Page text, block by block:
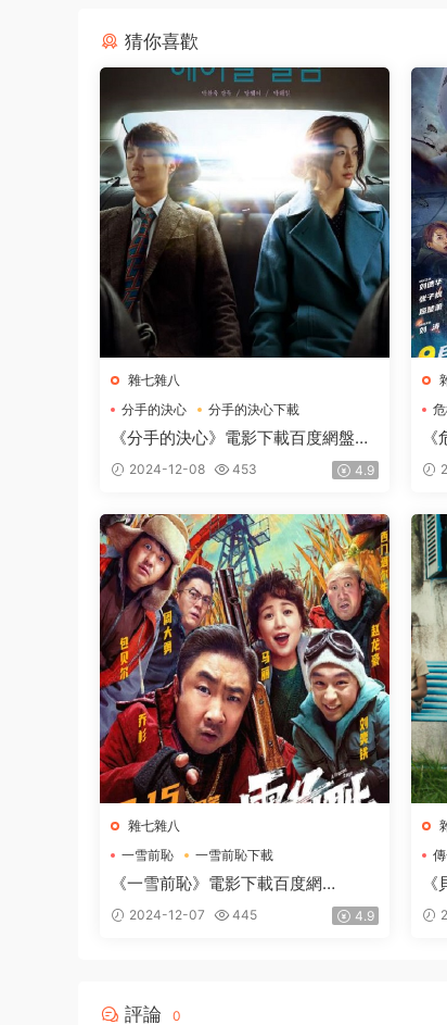
猜你喜歡
雜七雜八
分手的決心
分手的決心下載
分手的決心電影下載
《分手的決心》電影下載百度網盤
2022_BD韓語中字2GB
2024-12-08 453 4.9
雜七雜八
一雪前恥
一雪前恥下載
一雪前恥電影下載
《一雪前恥》電影下載百度網
盤-2024_HD國語中英雙字2.48GB
2024-12-07 445 4.9
網
評論 0